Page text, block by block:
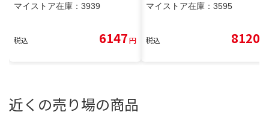
マイストア在庫： 3939
税込 6147円
マイストア在庫： 3595
税込 8120
近くの売り場の商品